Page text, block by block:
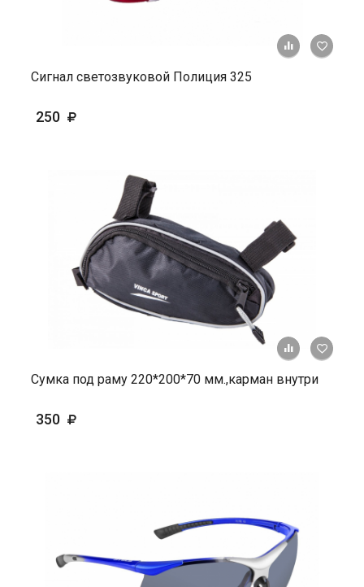
+ К
Сигнал светозвуковой Полиция 325
250
+ К
Сумка под раму 220*200*70 мм.,карман внутри
350